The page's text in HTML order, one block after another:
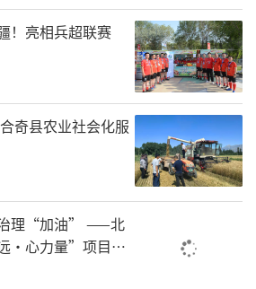
！亮相兵超联赛
奇县农业社会化服
加油” ——北
·心力量”项目让